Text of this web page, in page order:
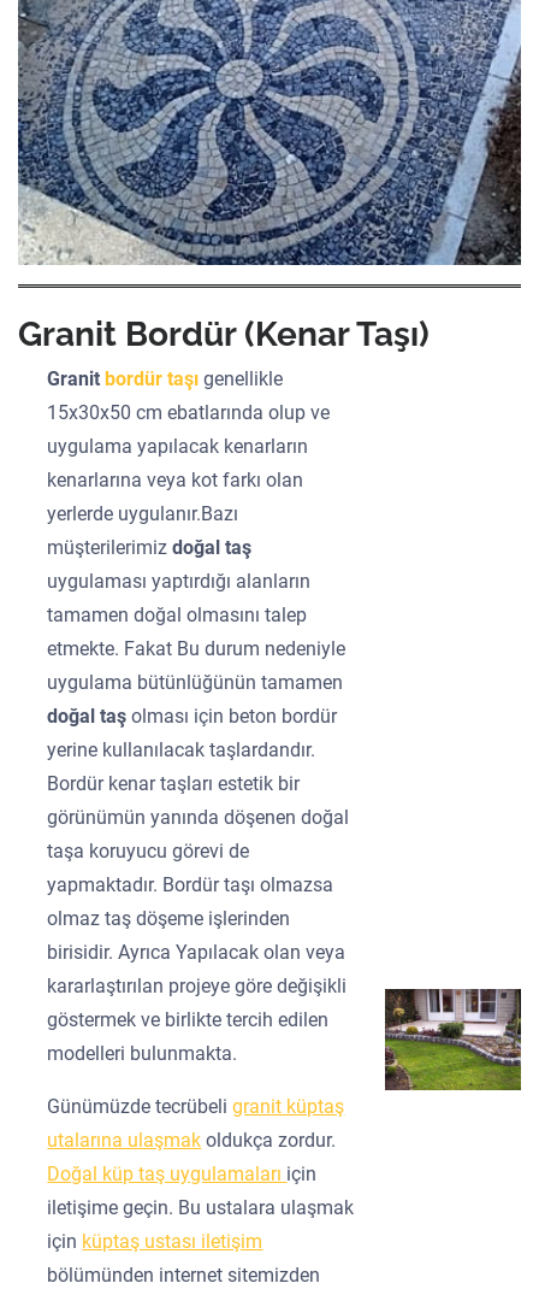
Granit Bordür (Kenar Taşı)
Granitbordür taşı genellikle
15x30x50 cm ebatlarında olup ve
uygulama yapılacak kenarların
kenarlarına veya kot farkı olan
yerlerde uygulanır.Bazı
müşterilerimizdoğal taş
uygulaması yaptırdığı alanların
tamamen doğal olmasını talep
etmekte. Fakat Bu durum nedeniyle
uygulama bütünlüğünün tamamen
doğal taşolması için beton bordür
yerine kullanılacak taşlardandır.
Bordür kenar taşları estetik bir
görünümün yanında döşenen doğal
taşa koruyucu görevi de
yapmaktadır. Bordür taşı olmazsa
olmaz taş döşeme işlerinden
birisidir. Ayrıca Yapılacak olan veya
kararlaştırılan projeye göre değişikli
göstermek ve birlikte tercih edilen
modelleri bulunmakta.
Günümüzde tecrübeligranit küptaş
utalarına ulaşmak oldukça zordur.
Doğal küp taş uygulamaları için
iletişime geçin. Bu ustalara ulaşmak
için küptaş ustası iletişim
bölümünden internet sitemizden